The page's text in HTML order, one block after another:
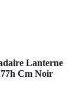
Lanterne
Cm Noir